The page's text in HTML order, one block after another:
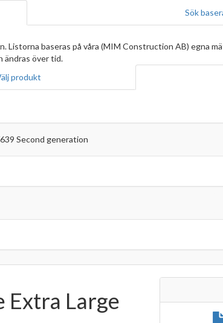
Sök
Listorna baseras på våra (MIM Construction AB) egna
ändras över tid.
produkt
Second generation
Extra Large